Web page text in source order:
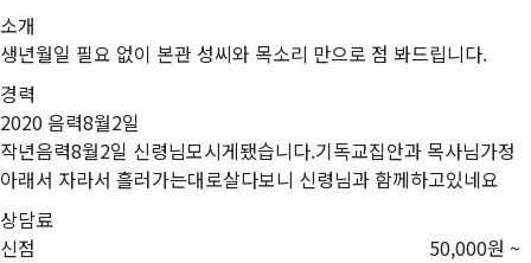
소개
생년월일 필요 없이 본관 성씨와 목소리 만으로 점 봐드립니다.
경력
2020 음력8월2일
작년음력8월2일 신령님모시게됐습니다.기독교집안과 목사님가정
아래서 자라서 흘러가는대로살다보니 신령님과 함께하고있네요
상담료
신점
50,000원 ~